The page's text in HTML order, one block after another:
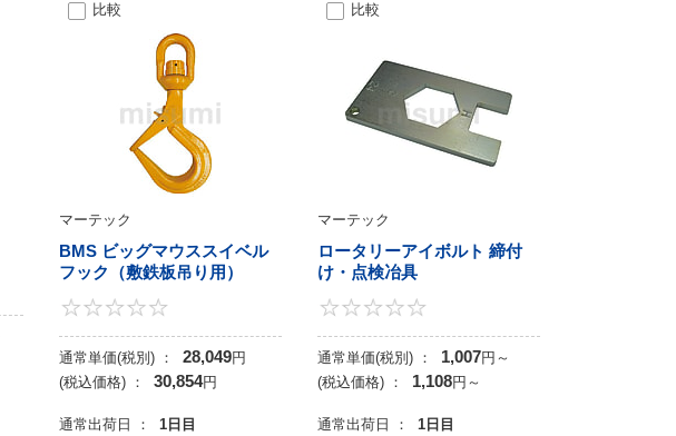
比較
マーテック
BMS ビッグマウススイベル
フック（敷鉄板吊り用）
通常単価(税別) ： 28,049円
(税込価格) ：
30,854円
通常出荷日 ： 1日目
比較
マーテック
ロータリーアイボルト 締付
け・点検冶具
通常単価(税別) ： 1,007円 ～
(税込価格) ：
1,108円 ～
通常出荷日 ： 1日目